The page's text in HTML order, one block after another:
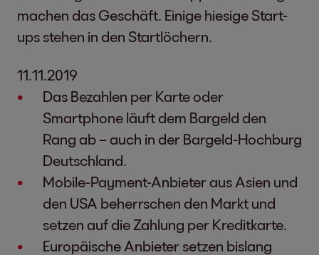
machen das Geschäft. Einige hiesige Start-
ups stehen in den Startlöchern.
11.11.2019
Das Bezahlen per Karte oder
Smartphone läuft dem Bargeld den
Rang ab – auch in der Bargeld-Hochburg
Deutschland.
Mobile-Payment-Anbieter aus Asien und
den USA beherrschen den Markt und
setzen auf die Zahlung per Kreditkarte.
Europäische Anbieter setzen bislang